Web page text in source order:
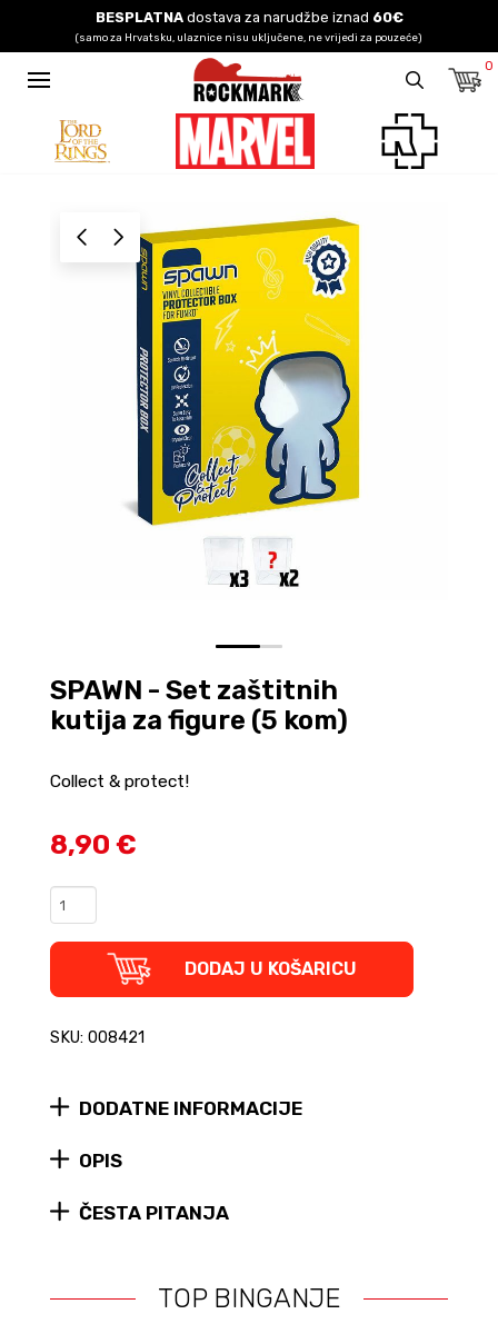
BESPLATNAdostava za narudžbe iznad 60€
(samo za Hrvatsku, ulaznice nisu uključene, ne vrijedi za pouzeće)
0
0 1
SPAWN - Set zaštitnih
kutija za figure (5 kom)
Collect & protect!
8,90 €
Set
figure
quantity
DODAJ U KOŠARICU
SKU: 008421
DODATNE INFORMACIJE
OPIS
ČESTA PITANJA
TOP BINGANJE